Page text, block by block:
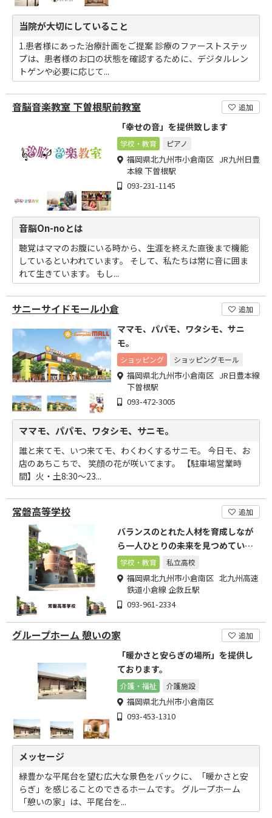
当院が大切にしていること
1.患者様にあった治療計画をご提案 診療のファーストステッ
プは、患者様のお口の状態を確認するために、デジタルレン
トゲンや必要に応じて...
音脳音楽教室 下曽根駅前教室 追加
「幸せの音」を提供致します
学校・教育 ピアノ
福岡県北九州市小倉南区 JR九州日豊
本線 下曽根駅
093-231-1145
音脳On-noとは
聴覚はママのお腹にいる時から、生涯を終えた直後まで機能
しているといわれています。 そして、私たちは常に音に囲ま
れて生きています。 もし...
サニーサイドモール小倉 追加
ママモ、パパモ、ワタシモ、サニ
モ。
ショッピング ショッピングモール
福岡県北九州市小倉南区 JR日豊本線
下曽根駅
093-472-3005
ママモ、パパモ、ワタシモ、サニモ。
誰と来てモ、いつ来てモ、わくわくするサニモ。 今日モ、お
店のあちこちで、 笑顔の花が咲いてます。 【駐車場営業時
間】火・土8:30～23...
常磐高等学校 追加
バランスのとれた人材を育成しなが
ら一人ひとりの未来を見つめていま
す学校・教育 私立高校
福岡県北九州市小倉南区 北九州高速
鉄道小倉線 企救丘駅
093-961-2334
グループホーム 憩いの家 追加
「暖かさと安らぎの場所」を提供し
ております。
介護・福祉 介護施設
福岡県北九州市小倉南区
093-453-1310
メッセージ
緑豊かな平尾台を望む広大な景色をバックに、「暖かさと安
らぎ」を感じることのできるホームです。 グループホーム
「憩いの家」は、平尾台を...